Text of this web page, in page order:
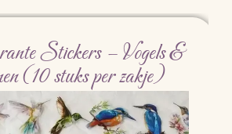
Stickers – Vogels &
(10 stuks per zakje)